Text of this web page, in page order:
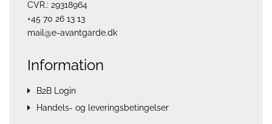
CVR.: 29318964
+45 70 26 13 13
mail@e-avantgarde.dk
Information
B2B Login
Handels- og leveringsbetingelser